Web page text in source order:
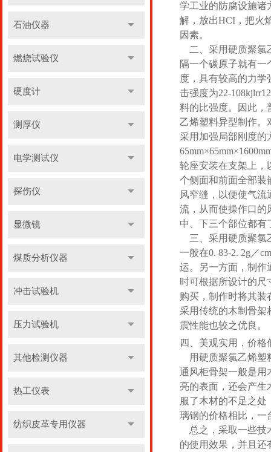
石油仪器
燃烧试验仪
硬度计
测厚仪
电学测试仪
探伤仪
显微镜
煤质分析仪器
冲击试验机
压力试验机
其他检测仪器
热工仪表
纺织皮革专用仪器
学工业的防腐设施诸
解，放出HCI，把火
因素。
二、采用硬质聚氯
隔一个碳原子就有
度，具有较高的力学
击强度为22-
料的比强度。因此，
乙烯塑料异型制作。
采用加强局部刚度的
轮座安装在支架上，
个侧面和前面全部装
风窄缝，以便使气
流，从而使操作口的
中、下三个部位都有
三、采用硬质聚氯
一般在0. 83-2. 2g／
运。另一方面，制作
时可根据所设计的尺
购买，制作时将其
采用传统的木制骨架
震性能也较之优良
四、美观实用，价
用硬质聚氯乙烯塑
通风柜骨架一般是用
亮的表面，还会产生
服了木材的不足之
璃钢的价格相比，一
总之，采取一些技
的使用效果，并且